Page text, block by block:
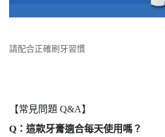
請配合正確刷牙習慣
【常見問題 Q&A】
Q： 這款牙膏適合每天使用嗎？